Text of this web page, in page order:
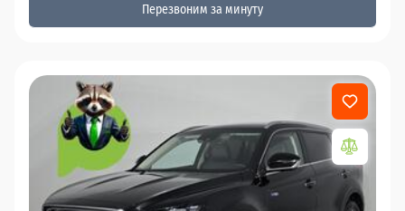
Перезвоним за минуту